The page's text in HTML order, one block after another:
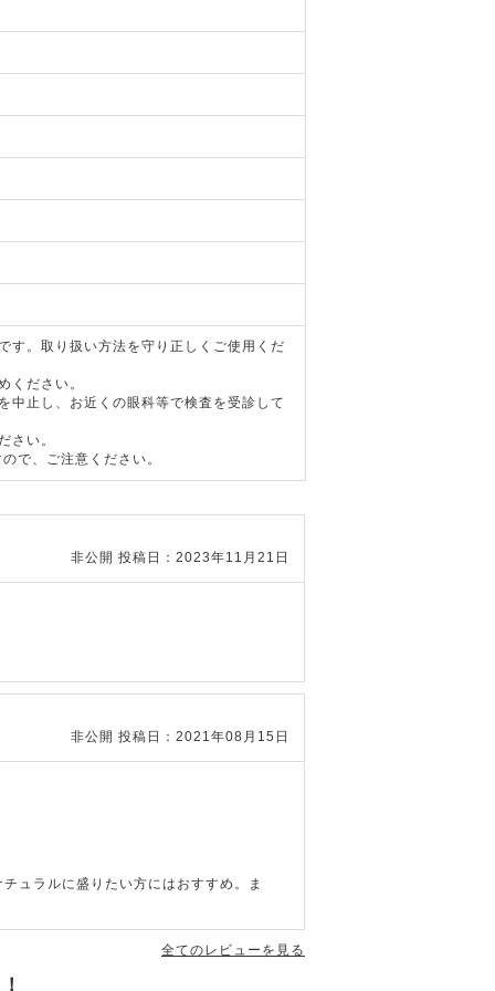
す。取り扱い方法を守り正しくご使用くだ
ください。
中止し、お近くの眼科等で検査を受診して
さい。
で、ご注意ください。
非公開 投稿日：2023年11月21日
非公開 投稿日：2021年08月15日
ュラルに盛りたい方にはおすすめ。ま
全てのレビューを見る